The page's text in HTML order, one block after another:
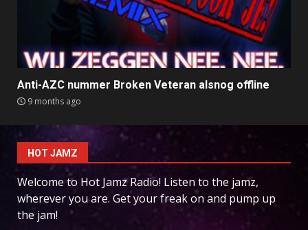
Anti-AZC nummer Broken Veteran alsnog offline
9 months ago
HOT JAMZ
Welcome to Hot Jamz Radio! Listen to the jamz,
wherever you are. Get your freak on and pump up
the jam!